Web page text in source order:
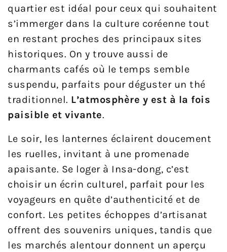
quartier est idéal pour ceux qui souhaitent
s’immerger dans la culture coréenne tout
en restant proches des principaux sites
historiques. On y trouve aussi de
charmants cafés où le temps semble
suspendu, parfaits pour déguster un thé
traditionnel. L’atmosphère y est à la fois
paisible et vivante.
Le soir, les lanternes éclairent doucement
les ruelles, invitant à une promenade
apaisante. Se loger à Insa-dong, c’est
choisir un écrin culturel, parfait pour les
voyageurs en quête d’authenticité et de
confort. Les petites échoppes d’artisanat
offrent des souvenirs uniques, tandis que
les marchés alentour donnent un aperçu